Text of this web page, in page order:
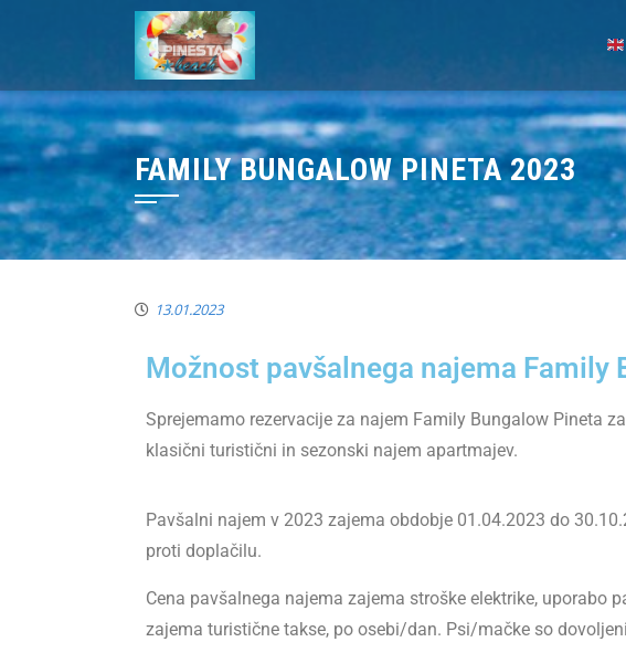
FAMILY BUNGALOW PINETA 2023
13.01.2023
Možnost pavšalnega najema Family
Sprejemamo rezervacije za najem Family Bungalow Pineta
klasični turistični in sezonski najem apartmajev.
Pavšalni najem v 2023 zajema obdobje 01.04.2023 do
proti doplačilu.
Cena pavšalnega najema zajema stroške elektrike, uporabo
zajema turistične takse, po osebi/dan. Psi/mačke so